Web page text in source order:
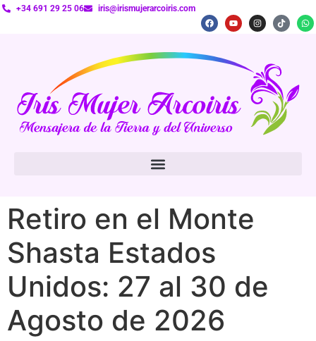
+34 691 29 25 06 iris@irismujerarcoiris.com
Retiro en el Monte
Shasta Estados
Unidos: 27 al 30 de
Agosto de 2026